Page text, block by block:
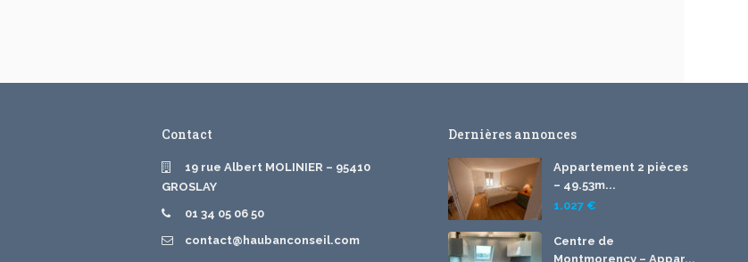
Contact
19 rue Albert MOLINIER – 95410
GROSLAY
01 34 05 06 50
contact@haubanconseil.com
Dernières annonces
Appartement 2 pièces
– 49.53m...
1.027 €
Centre de
Montmorency – Appar...